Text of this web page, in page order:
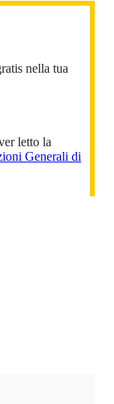
nella tua
letto la
Generali di